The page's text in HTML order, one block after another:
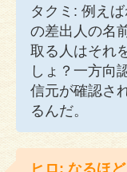
タクミ: 例え
の差出人の名
取る人はそれ
しょ？一方向
信元が確認さ
るんだ。